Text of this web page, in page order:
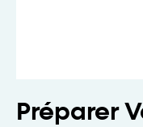
Préparer